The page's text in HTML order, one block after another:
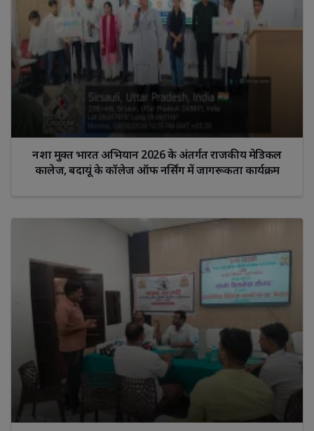
नशा मुक्त भारत अभियान 2026 के अंतर्गत राजकीय मेडिकल
कालेज, बदायूं के कॉलेज ऑफ नर्सिंग में जागरूकता कार्यक्रम